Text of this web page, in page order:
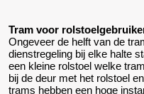
Tram voor
Ongeveer de helft van de
dienstregeling bij elke halte
een kleine rolstoel welke
bij de deur met het rolstoel
trams hebben een hoge